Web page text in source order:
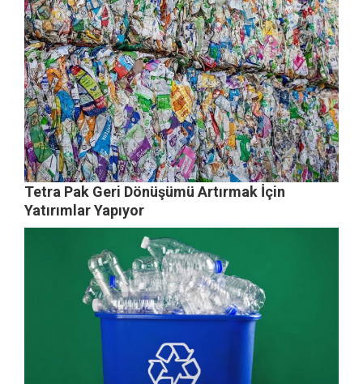
Tetra Pak Geri Dönüşümü Artırmak İçin
Yatırımlar Yapıyor